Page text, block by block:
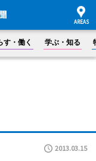
す・働く 学ぶ・知る
2013.03.15